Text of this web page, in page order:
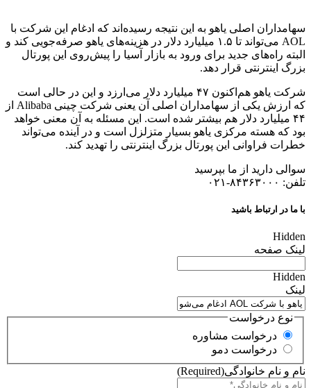
سهامداران اصلی یاهو به این نتیجه رسیده‌اند که ادغام این شرکت با
AOL می‌تواند تا ۱.۵ میلیارد دلار در هزینه‌های یاهو صرفه‌جویی کند و
البته راه‌های جدید برای ورود به بازار آسیا را پیش‌روی این پورتال
بزرگ اینترنتی قرار دهد.
شرکت یاهو هم‌اکنون ۴۷ میلیارد دلار می‌ارزد و این در حالی است
که ارزش یکی از سهامداران اصلی آن یعنی شرکت چینی Alibaba از
۴۴ میلیارد دلار هم بیشتر شده است. این مسئله به آن معنی خواهد
بود که هسته مرکزی یاهو بسیار متزلزل است و در آینده می‌تواند
خطرات فراوانی این پورتال بزرگ اینترنتی را تهدید کند.
سوالی دارید از ما بپرسید
تلفن: ۸۴۳۶۳۰۰۰-۰۲۱
با ما در ارتباط باشید
Hidden
لینک صفحه
Hidden
لینک
نوع درخواست
درخواست مشاوره
درخواست دمو
نام و نام خانوادگی(Required)